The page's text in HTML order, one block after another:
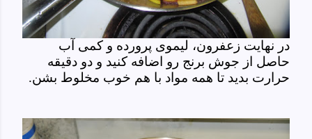
در نهایت زعفرون، لیموی پرورده و کمی آب
حاصل از جوش برنج رو اضافه کنید و دو دقیقه
حرارت بدید تا همه مواد با هم خوب مخلوط بشن.